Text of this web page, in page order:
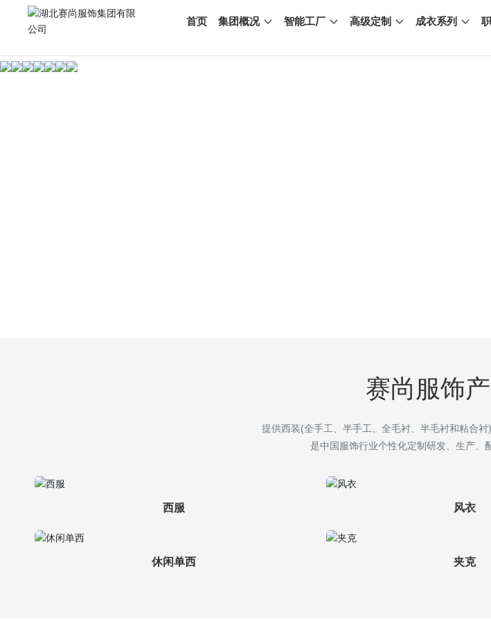
首页 集团概况 智能工厂 高级定制 成衣系列
赛尚服饰
提供西装(全手工、半手工、全毛衬、半毛衬和粘合
是中国服饰行业个性化定制研发、生产、
西服 风衣
休闲单西 夹克